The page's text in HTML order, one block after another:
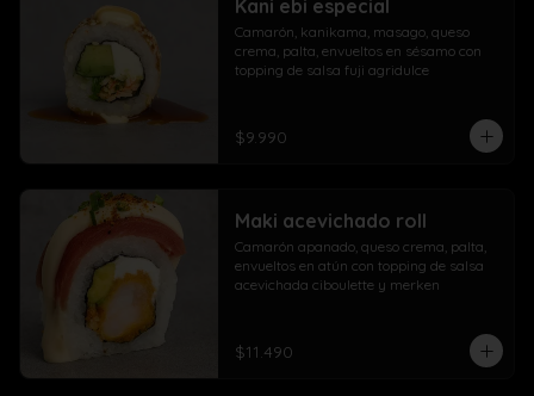
Kani ebi especial
Camarón, kanikama, masago, queso
crema, palta, envueltos en sésamo con
topping de salsa fuji agridulce
$9.990
Maki acevichado roll
Camarón apanado, queso crema, palta,
envueltos en atún con topping de salsa
acevichada ciboulette y merken
$11.490